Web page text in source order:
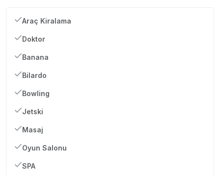
Araç Kiralama
Doktor
Banana
Bilardo
Bowling
Jetski
Masaj
Oyun Salonu
SPA